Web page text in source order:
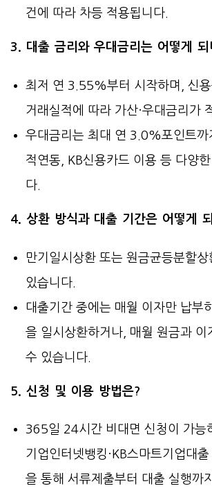
건에 따라 차등 적용됩니다.
3. 대출 금리와 우대금리는 어떻게 되
최저 연 3.55%부터 시작하며, 신용
거래실적에 따라 가산·우대금리가
우대금리는 최대 연 3.0%포인트까
적연동, KB신용카드 이용 등 다양
다.
4. 상환 방식과 대출 기간은 어떻게
만기일시상환 또는 원금균등분할
있습니다.
대출기간 중에는 매월 이자만 납부
을 일시상환하거나, 매월 원금과 이
수 있습니다.
5. 신청 및 이용 방법은?
365일 24시간 비대면 신청이 가능
기업인터넷뱅킹·KB스마트기업대
을 통해 서류제출부터 대출 실행까